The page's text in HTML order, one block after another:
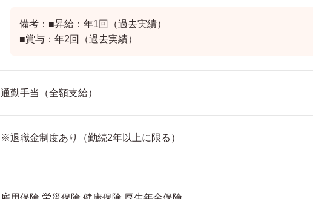
備考：■昇給：年1回（過去実績）
■賞与：年2回（過去実績）
通勤手当（全額支給）
※退職金制度あり（勤続2年以上に限る）